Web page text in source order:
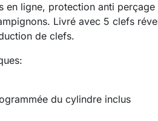
en ligne, protection anti
Livré avec 5 clefs
de clefs.
du cylindre inclus